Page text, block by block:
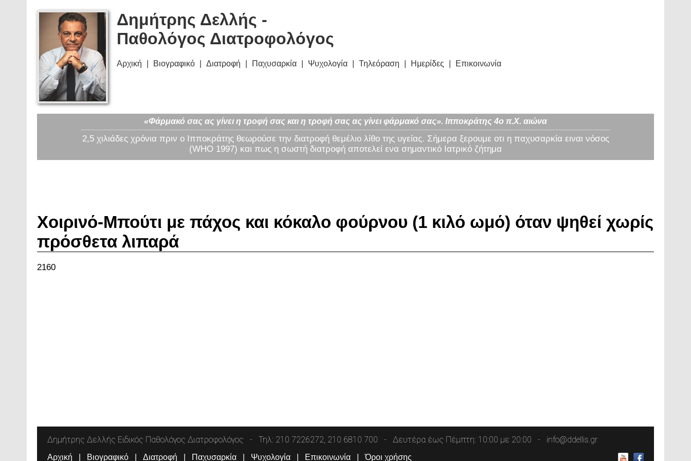
Δημήτρης Δελλής -
Παθολόγος Διατροφολόγος
Αρχική Βιογραφικό Διατροφή Παχυσαρκία Ψυχολογία Τηλεόραση Ημερίδες Επικοινωνία
«Φάρμακό σας ας γίνει η τροφή σας και η τροφή σας ας γίνει φάρμακό σας». Ιπποκράτης 4ο π.Χ. αιώνα
2,5 χιλιάδες χρόνια πριν ο Ιπποκράτης θεωρούσε την διατροφή θεμέλιο λίθο της υγείας. Σήμερα ξερουμε οτι η παχυσαρκία ειναι νόσος
(WHO 1997) και πως η σωστή διατροφή αποτελεί ενα σημαντικό Ιατρικό ζήτημα
Χοιρινό-Μπούτι με πάχος και κόκαλο φούρνου (1 κιλό ωμό) όταν ψηθεί χωρίς
πρόσθετα λιπαρά
2160
Δημήτρης Δελλής Ειδικός Παθολόγος Διατροφολόγος Τηλ: 210 7226272, 210 6810 700 Δευτέρα έως Πέμπτη: 10:00 με 20:00 info@ddellis.gr
Αρχική Βιογραφικό Διατροφή Παχυσαρκία Ψυχολογία Επικοινωνία Όροι χρήσης